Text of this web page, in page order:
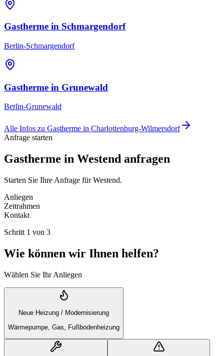
Gastherme in Schmargendorf
Berlin-Schmargendorf
Gastherme in Grunewald
Berlin-Grunewald
Alle Infos zu Gastherme in Charlottenburg-Wilmersdorf
Anfrage starten
Gastherme in Westend anfragen
Starten Sie Ihre Anfrage für Westend.
Anliegen
Zeitrahmen
Kontakt
Schritt 1 von 3
Wie können wir Ihnen helfen?
Wählen Sie Ihr Anliegen
Neue Heizung / Modernisierung
Wärmepumpe, Gas, Fußbodenheizung